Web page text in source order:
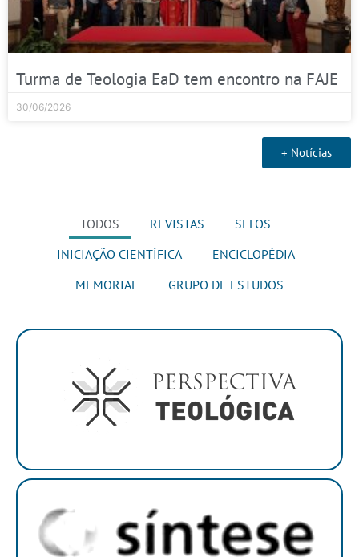
Turma de Teologia EaD tem encontro na FAJE
30/06/2026
+ Notícias
TODOS REVISTAS
SELOS
INICIAÇÃO CIENTÍFICA
ENCICLOPÉDIA
MEMORIAL
GRUPO DE ESTUDOS